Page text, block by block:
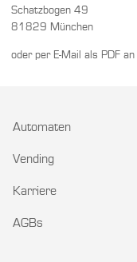
Schatzbogen 49
81829 München
oder per E-Mail als PDF an
Automaten
Vending
Karriere
AGBs